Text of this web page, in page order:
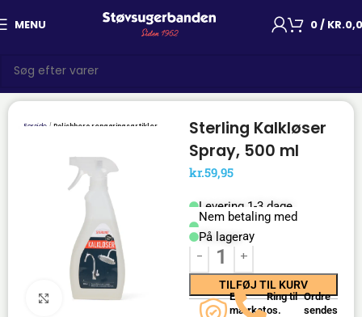
MENU 0/ KR.
Forside Polishhero rengøringsartikler
Click to enlarge
Sterling Kalkløser
Spray, 500 ml
kr.59,95
Levering 1-3 dage
Nem betaling med
Mobilepay
På lager
TILFØJ TIL KURV
E-
mærket
Ring til
os.
Ordre
sendes